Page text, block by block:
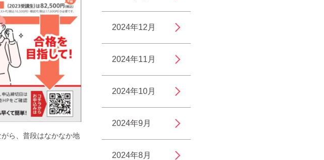
ら、普段はなかなか地
2024年12月
2024年11月
2024年10月
2024年9月
2024年8月